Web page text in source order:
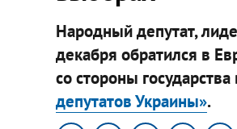
Народный депутат,
декабря обратился в
со стороны государства
депутатов Украины».